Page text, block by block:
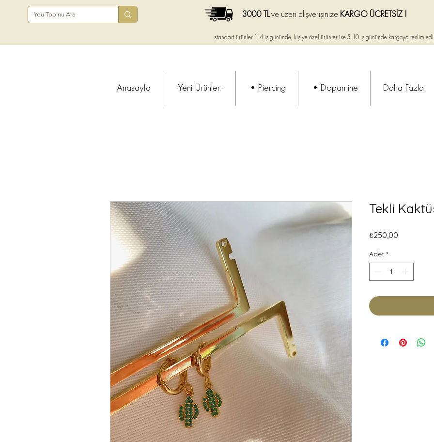
standart ürünler 1-4 iş gününde, kişiye özel ürünler ise 5-10 iş gününde kargoya teslim
3000 TLve üzeri alışverişinize KARGO ÜCRETSİZ !
Anasayfa -Yeni Ürünler- •Piercing •Dopamine Daha Fazla
Tekli
₺250,00
Adet *